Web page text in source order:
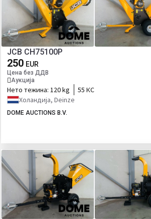
JCB CH75100P
250 EUR
Цена без ДДВ
Аукција
Нето тежина: 120 kg
55 КС
Холандија, Deinze
DOME AUCTIONS B.V.